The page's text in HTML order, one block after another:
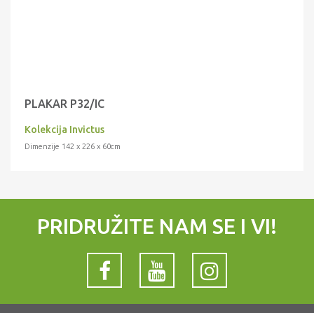
PLAKAR P32/IC
Kolekcija Invictus
Dimenzije 142 x 226 x 60cm
PRIDRUŽITE NAM SE I VI!